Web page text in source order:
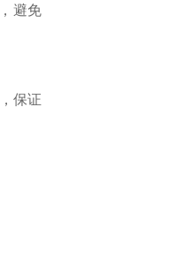
避免偏载影
保证